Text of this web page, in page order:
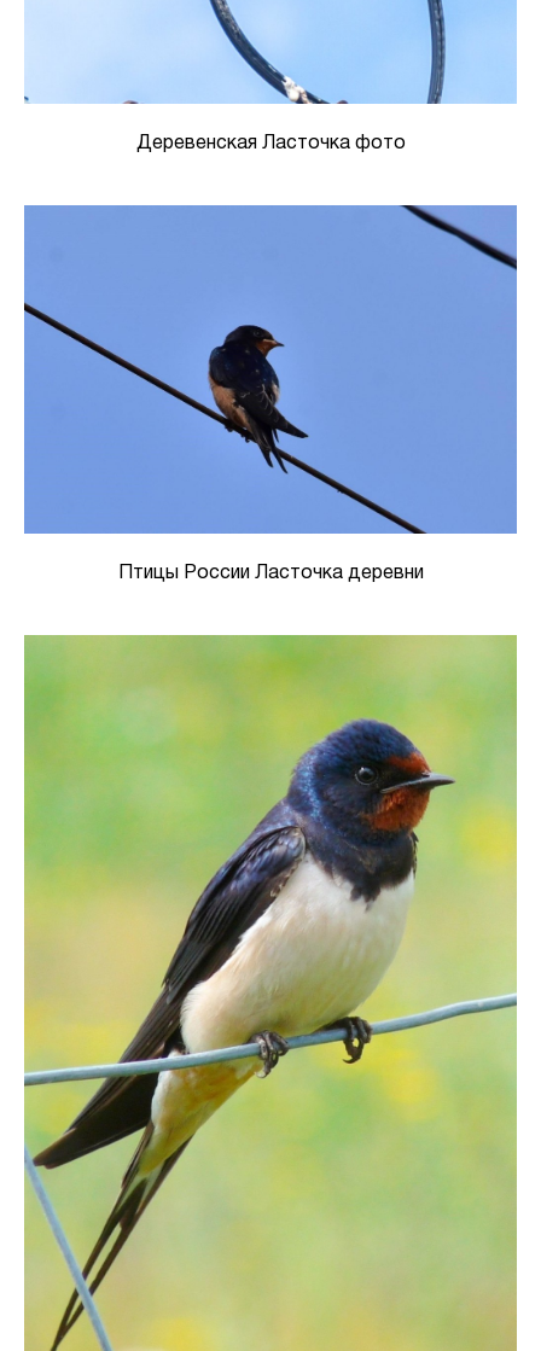
Деревенская Ласточка фото
Птицы России Ласточка деревни